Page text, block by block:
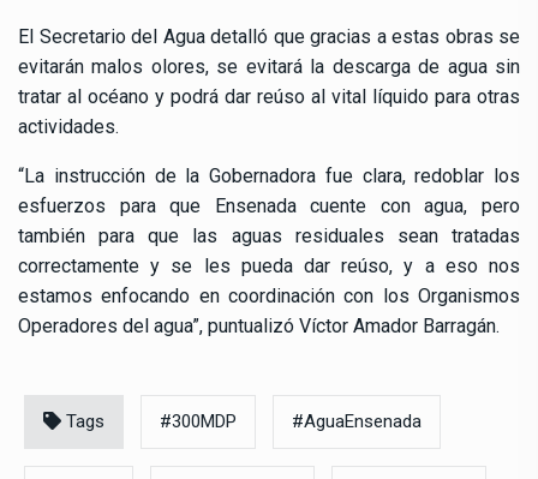
El Secretario del Agua detalló que gracias a estas obras se
evitarán malos olores, se evitará la descarga de agua sin
tratar al océano y podrá dar reúso al vital líquido para otras
actividades.
“La instrucción de la Gobernadora fue clara, redoblar los
esfuerzos para que Ensenada cuente con agua, pero
también para que las aguas residuales sean tratadas
correctamente y se les pueda dar reúso, y a eso nos
estamos enfocando en coordinación con los Organismos
Operadores del agua”, puntualizó Víctor Amador Barragán.
Tags #300MDP #AguaEnsenada